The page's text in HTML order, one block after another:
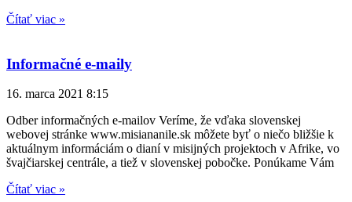
Čítať viac »
Informačné e-maily
16. marca 2021 8:15
Odber informačných e-mailov Veríme, že vďaka slovenskej
webovej stránke www.misiananile.sk môžete byť o niečo bližšie k
aktuálnym informáciám o dianí v misijných projektoch v Afrike, vo
švajčiarskej centrále, a tiež v slovenskej pobočke. Ponúkame Vám
Čítať viac »